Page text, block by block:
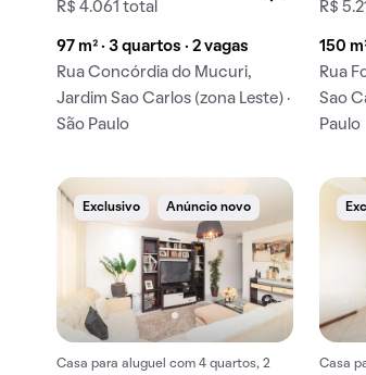
R$ 4.061 total
97 m² · 3 quartos · 2 vagas
Rua Concórdia do Mucuri,
Jardim Sao Carlos (zona Leste) ·
São Paulo
R$
150
Rua
Sao
Paulo
Exclusivo Anúncio novo
Casa para aluguel com 4 quartos, 2 Casa